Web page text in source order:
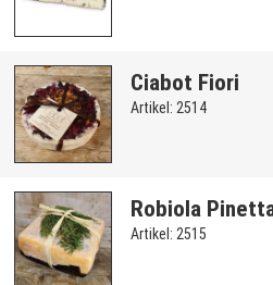
Ciabot Fiori
Artikel: 2514
Robiola
Artikel: 2515